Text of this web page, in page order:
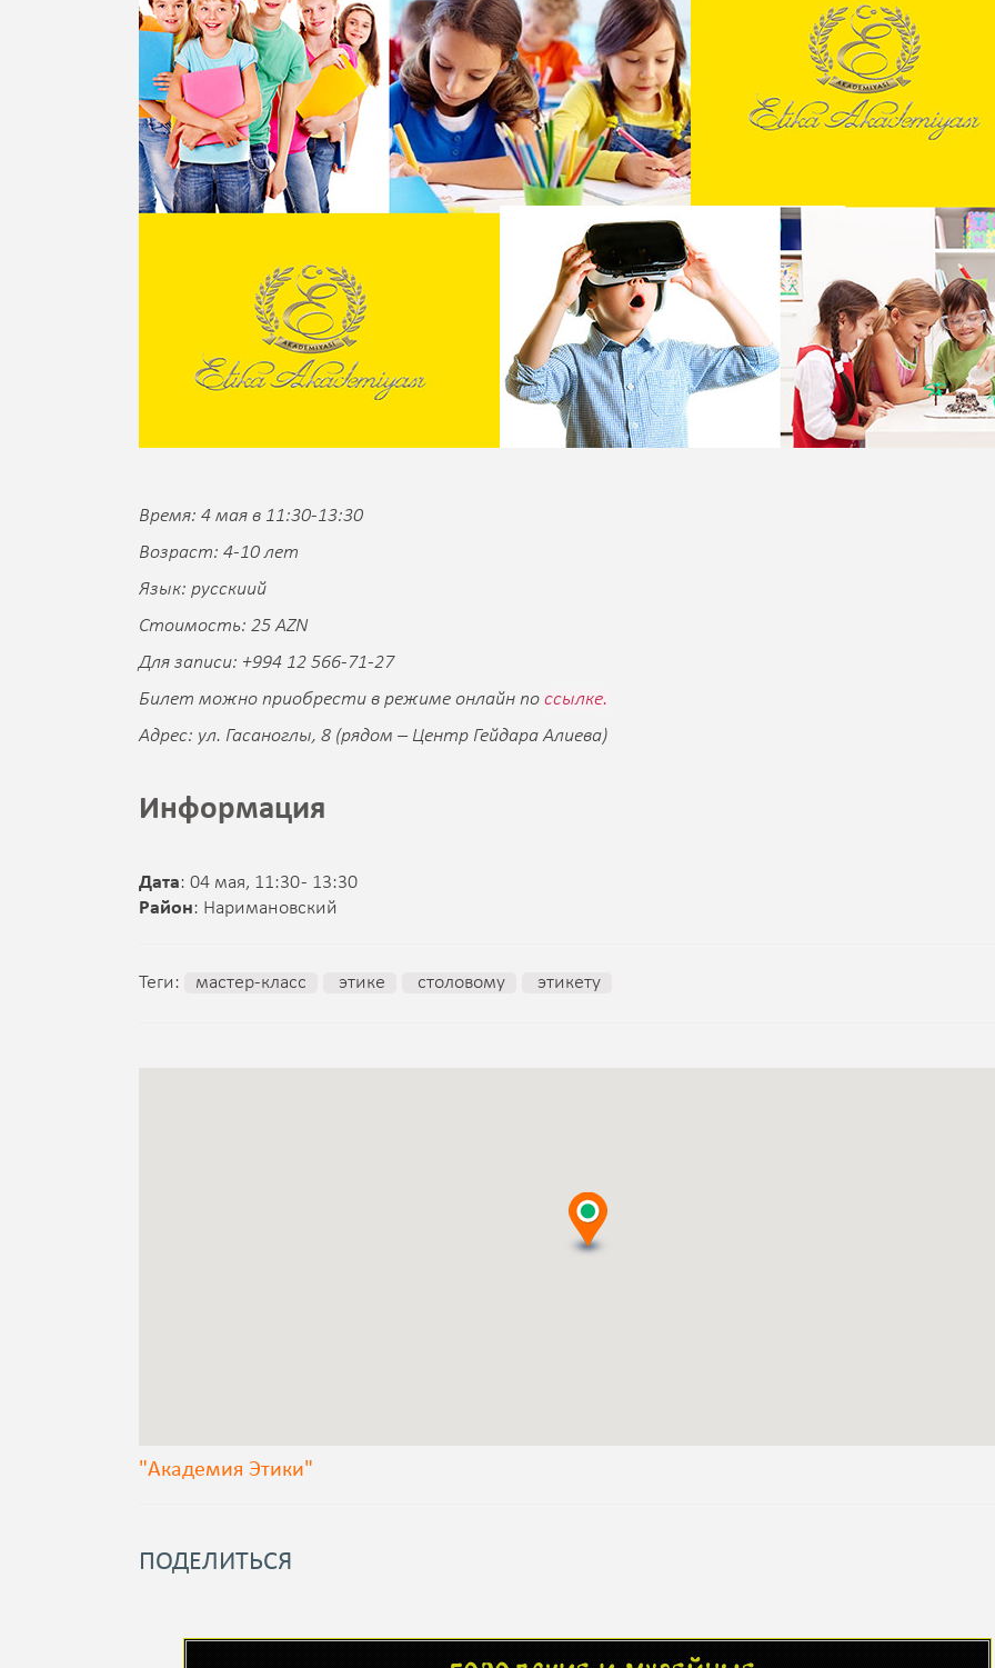
Время: 4 мая в 11:30-13:30
Возраст: 4-10 лет
Язык: русскиий
Стоимость: 25 AZN
Для записи: +994 12 566-71-27
Билет можно приобрести в режиме онлайн по ссылке.
Адрес: ул. Гасаноглы, 8 (рядом – Центр Гейдара Алиева)
Информация
Дата: 04 мая, 11:30 - 13:30
Район: Наримановский
Теги: мастер-класс этике столовому этикету
"Академия Этики"
ПОДЕЛИТЬСЯ